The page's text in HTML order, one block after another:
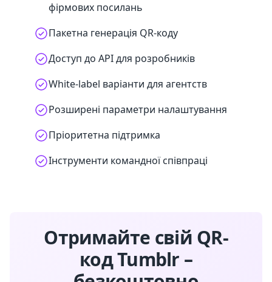
фірмових посилань
Пакетна генерація QR-коду
Доступ до API для розробників
White-label варіанти для агентств
Розширені параметри налаштування
Пріоритетна підтримка
Інструменти командної співпраці
Отримайте свій QR-
код Tumblr –